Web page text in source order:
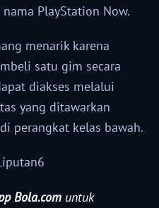
PlayStation Now.
menarik karena
satu gim secara
diakses melalui
yang ditawarkan
perangkat kelas bawah.
Bola.com untuk